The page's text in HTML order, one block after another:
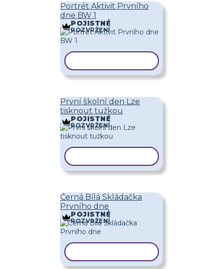
Portrét Aktivit Prvního
dne BW 1
POJISTNÉ
ROZVRŽENÍ
První školní den Lze
tisknout tužkou
POJISTNÉ
ROZVRŽENÍ
Černá Bílá Skládačka
Prvního dne
POJISTNÉ
ROZVRŽENÍ